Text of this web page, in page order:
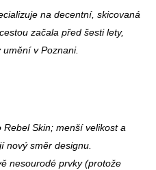
na decentní, skicovaná
začala před šesti lety,
v Poznani.
Rebel Skin; menší velikost a
nový směr designu.
nesourodé prvky (protože